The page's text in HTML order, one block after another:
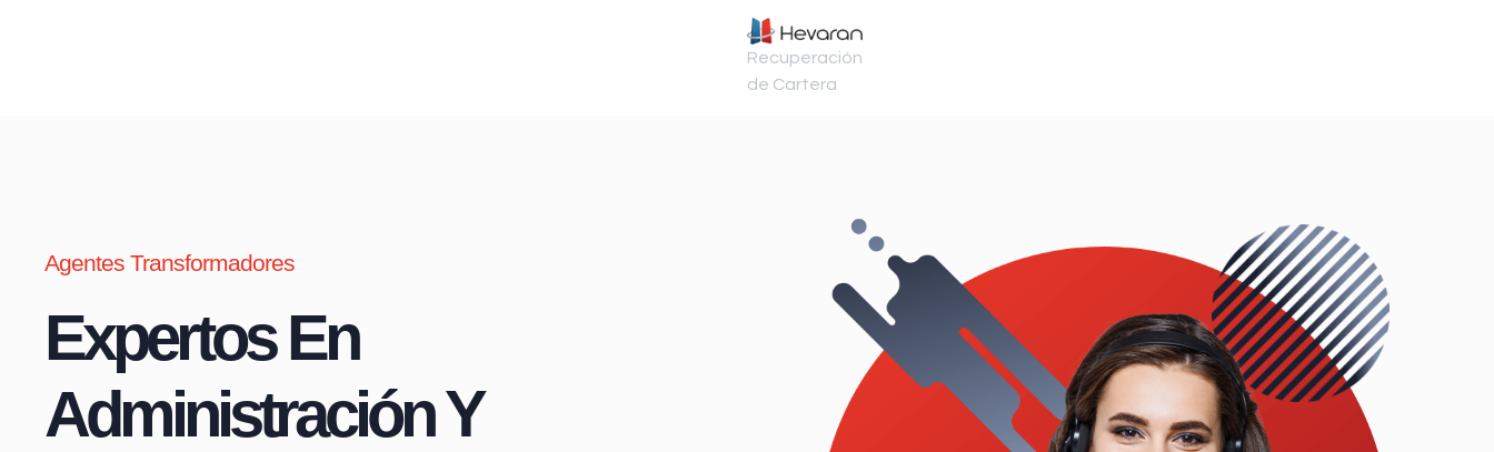
Recuperación
de Cartera
Agentes Transformadores
Expertos En
Administración Y